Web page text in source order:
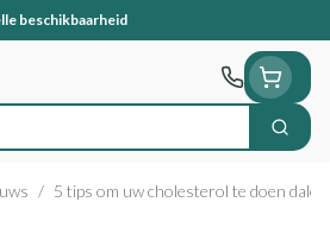
beschikbaarheid
Zoek
/ 5 tips om uw cholesterol te doen dalen